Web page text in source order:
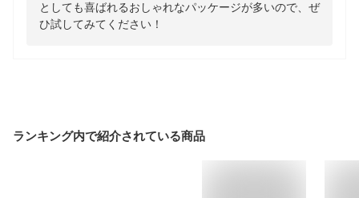
としても喜ばれるおしゃれなパッケージが多いので、ぜ
ひ試してみてください！
ランキング内で紹介されている商品